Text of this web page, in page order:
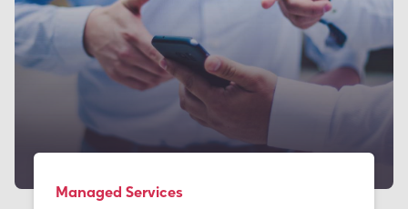
Managed Services